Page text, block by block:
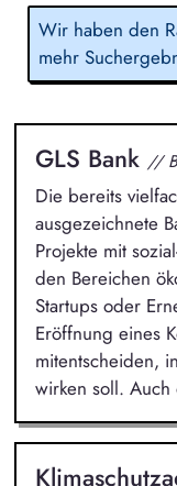
Wir haben den
mehr
GLS Bank //
Die bereits
ausgezeichnete
Projekte mit
den Bereichen
Startups oder
Eröffnung eines
mitentscheiden,
wirken soll.